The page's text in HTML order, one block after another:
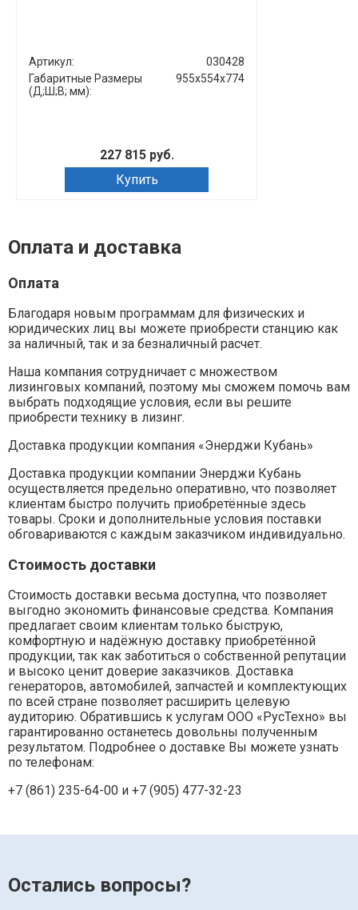
Артикул:
030428
Габаритные Размеры
(Д;Ш;В; мм):
955х554х774
227 815 руб.
Купить
Оплата и доставка
Оплата
Благодаря новым программам для физических и
юридических лиц вы можете приобрести станцию как
за наличный, так и за безналичный расчет.
Наша компания сотрудничает с множеством
лизинговых компаний, поэтому мы сможем помочь вам
выбрать подходящие условия, если вы решите
приобрести технику в лизинг.
Доставка продукции компания «Энерджи Кубань»
Доставка продукции компании Энерджи Кубань
осуществляется предельно оперативно, что позволяет
клиентам быстро получить приобретённые здесь
товары. Сроки и дополнительные условия поставки
обговариваются с каждым заказчиком индивидуально.
Стоимость доставки
Стоимость доставки весьма доступна, что позволяет
выгодно экономить финансовые средства. Компания
предлагает своим клиентам только быструю,
комфортную и надёжную доставку приобретённой
продукции, так как заботиться о собственной репутации
и высоко ценит доверие заказчиков. Доставка
генераторов, автомобилей, запчастей и комплектующих
по всей стране позволяет расширить целевую
аудиторию. Обратившись к услугам ООО «РусТехно» вы
гарантированно останетесь довольны полученным
результатом. Подробнее о доставке Вы можете узнать
по телефонам:
+7 (861) 235-64-00 и +7 (905) 477-32-23
Остались вопросы?